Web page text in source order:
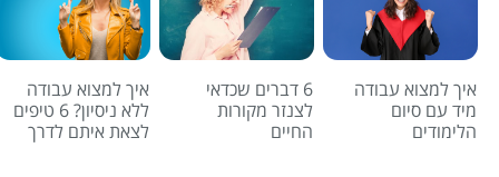
איך למצוא עבודה
מיד עם סיום
הלימודים
6 דברים שכדאי
לצנזר מקורות
החיים
איך למצוא עבודה
ללא ניסיון? 6 טיפים
לצאת איתם לדרך